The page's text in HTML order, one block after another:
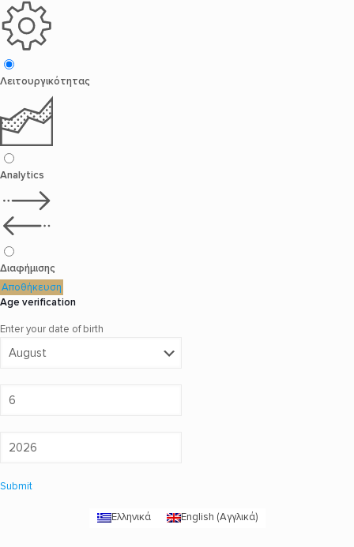
Λειτουργικότητας
Analytics
Διαφήμισης
Αποθήκευση
Age verification
Enter your date of birth
Submit
Ελληνικά English (Αγγλικά)